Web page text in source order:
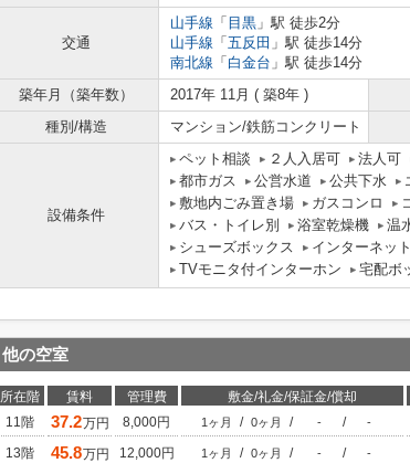
交通
山手線 「 目黒 」駅 徒歩2分
山手線 「 五反田 」駅 徒歩14分
南北線 「 白金台 」駅 徒歩14分
築年月（築年数）
2017年 11月 ( 築8年 )
種別/構造
マンション/鉄筋コンクリート
設備条件
ペット相談 ２人入居可 法人可
都市ガス
公営水道 公共下水
敷地内ごみ置き場
ガスコンロ
バス・トイレ別
浴室乾燥機 温
シューズボックス
インターネッ
TVモニタ付インターホン
宅配ボ
他の空室
所在階 賃料 管理費 敷金/礼金/保証金/償却
11階
37.2万円 8,000円 1ヶ月 / 0ヶ月 / - / -
13階
45.8万円 12,000円 1ヶ月 / 0ヶ月 / - / -